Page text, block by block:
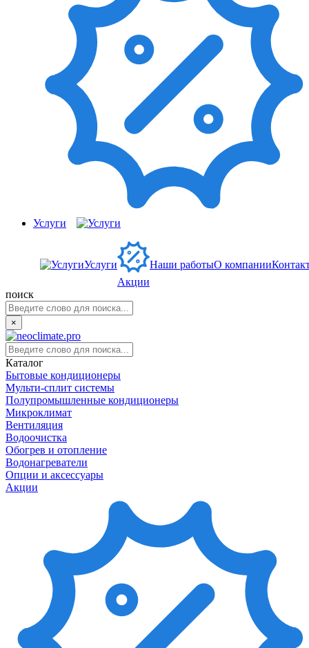
Услуги
Услуги
Акции
Наши работыО компании
поиск
×
Каталог
Бытовые кондиционеры
Мульти-сплит системы
Полупромышленные кондиционеры
Микроклимат
Вентиляция
Водоочистка
Обогрев и отопление
Водонагреватели
Опции и аксессуары
Акции